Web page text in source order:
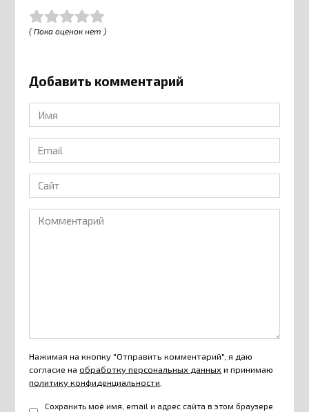
( Пока оценок нет )
Добавить комментарий
Имя
*
Email
*
Сайт
Комментарий
Нажимая на кнопку "Отправить комментарий", я даю
согласие наобработку персональных данных и принимаю
политику конфиденциальности
Сохранить моё имя, email и адрес сайта в этом браузере